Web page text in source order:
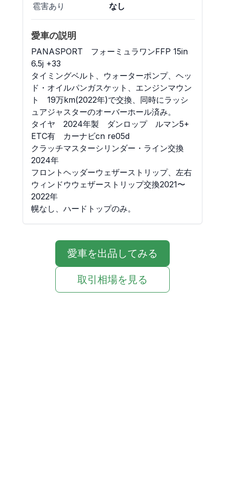
雹害あり
なし
愛車の説明
PANASPORT　フォーミュラワンFFP 15in
6.5j +33
タイミングベルト、ウォーターポンプ、ヘッ
ド・オイルパンガスケット、エンジンマウン
ト　19万km(2022年)で交換、同時にラッシ
ュアジャスターのオーバーホール済み。
タイヤ　2024年製　ダンロップ　ルマン5+
ETC有　カーナビcn re05d
クラッチマスターシリンダー・ライン交換
2024年
フロントヘッダーウェザーストリップ、左右
ウィンドウウェザーストリップ交換2021〜
2022年
幌なし、ハードトップのみ。
愛車を出品してみる
取引相場を見る